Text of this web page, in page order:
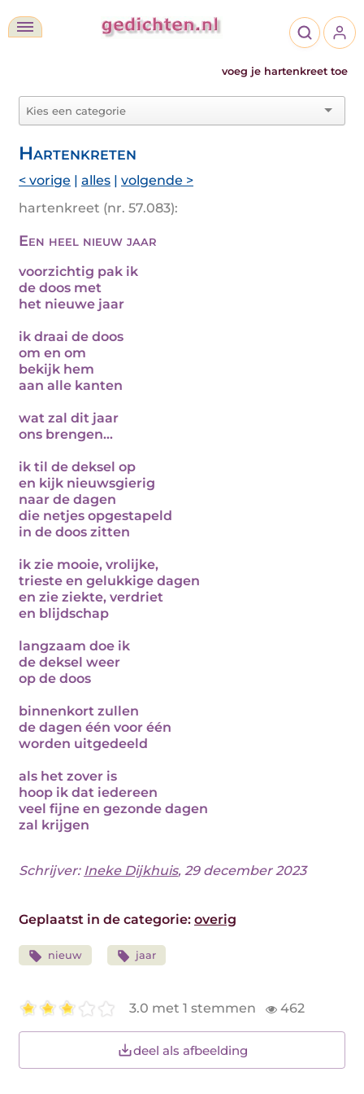
voeg je hartenkreet toe
Hartenkreten
< vorige | alles | volgende >
hartenkreet (nr. 57.083):
Een heel nieuw jaar
voorzichtig pak ik
de doos met
het nieuwe jaar
ik draai de doos
om en om
bekijk hem
aan alle kanten
wat zal dit jaar
ons brengen...
ik til de deksel op
en kijk nieuwsgierig
naar de dagen
die netjes opgestapeld
in de doos zitten
ik zie mooie, vrolijke,
trieste en gelukkige dagen
en zie ziekte, verdriet
en blijdschap
langzaam doe ik
de deksel weer
op de doos
binnenkort zullen
de dagen één voor één
worden uitgedeeld
als het zover is
hoop ik dat iedereen
veel fijne en gezonde dagen
zal krijgen
Schrijver: Ineke Dijkhuis, 29 december 2023
Geplaatst in de categorie: overig
nieuw jaar
3.0 met 1 stemmen 462
deel als afbeelding